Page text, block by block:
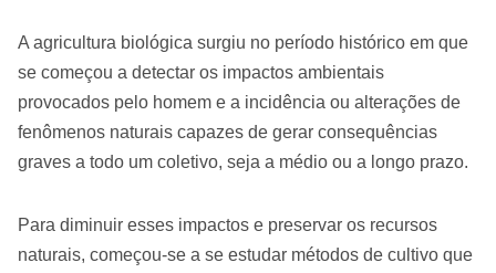
A agricultura biológica surgiu no período histórico em que
se começou a detectar os impactos ambientais
provocados pelo homem e a incidência ou alterações de
fenômenos naturais capazes de gerar consequências
graves a todo um coletivo, seja a médio ou a longo prazo.
Para diminuir esses impactos e preservar os recursos
naturais, começou-se a se estudar métodos de cultivo que